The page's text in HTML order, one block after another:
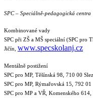
SPC– Speciálně-pedagogická centra
Kombinované vady
SPC při ZŠ a MŠ speciální (SPC pro
Jičín, www.specskolanj.cz
Mentálně postižení
SPC pro MP, Těšínská 98, 710 00
SPC pro MP, Rýmařovská 15, 792 01
SPC pro MP a VŘ, Komenského